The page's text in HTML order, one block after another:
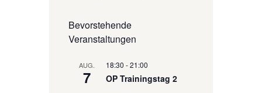
Bevorstehende
Veranstaltungen
AUG.
7
18:30 -21:00
OP Trainingstag 2